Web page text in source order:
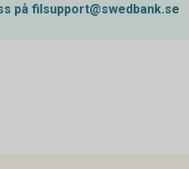
på filsupport@swedbank.se